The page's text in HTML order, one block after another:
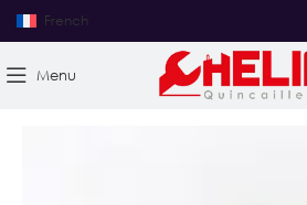
French
Menu